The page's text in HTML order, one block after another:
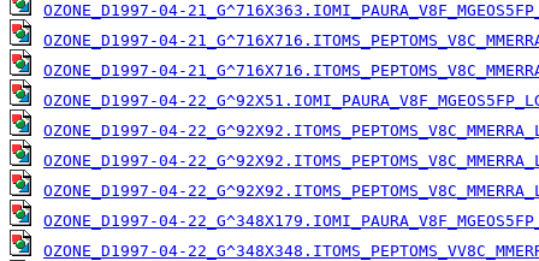
OZONE_D1997-04-
OZONE_D1997-04-
OZONE_D1997-04-
OZONE_D1997-04-
OZONE_D1997-04-
OZONE_D1997-04-
OZONE_D1997-04-
OZONE_D1997-04-
OZONE_D1997-04-